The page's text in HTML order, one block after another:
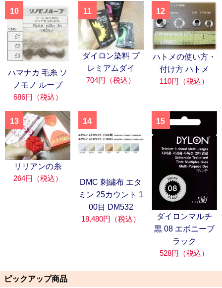
10
ハマナカ 毛糸 ソ
ノモノ ループ
686円（税込）
11
ダイロン染料 プ
レミアムダイ
704円（税込）
12
ハトメの使い方・
付け方 ハトメ
110円（税込）
13
リリアンの糸
264円（税込）
14
DMC 刺繍布 エタ
ミン 25カウント 1
00目 DM532
18,480円（税込）
15
ダイロンマルチ
黒 08 エボニーブ
ラック
528円（税込）
ピックアップ商品